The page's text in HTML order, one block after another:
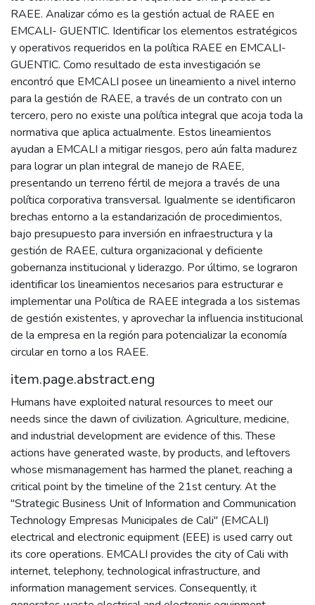
RAEE. Analizar cómo es la gestión actual de RAEE en
EMCALI- GUENTIC. Identificar los elementos estratégicos
y operativos requeridos en la política RAEE en EMCALI-
GUENTIC. Como resultado de esta investigación se
encontró que EMCALI posee un lineamiento a nivel interno
para la gestión de RAEE, a través de un contrato con un
tercero, pero no existe una política integral que acoja toda la
normativa que aplica actualmente. Estos lineamientos
ayudan a EMCALI a mitigar riesgos, pero aún falta madurez
para lograr un plan integral de manejo de RAEE,
presentando un terreno fértil de mejora a través de una
política corporativa transversal. Igualmente se identificaron
brechas entorno a la estandarización de procedimientos,
bajo presupuesto para inversión en infraestructura y la
gestión de RAEE, cultura organizacional y deficiente
gobernanza institucional y liderazgo. Por último, se lograron
identificar los lineamientos necesarios para estructurar e
implementar una Política de RAEE integrada a los sistemas
de gestión existentes, y aprovechar la influencia institucional
de la empresa en la región para potencializar la economía
circular en torno a los RAEE.
item.page.abstract.eng
Humans have exploited natural resources to meet our
needs since the dawn of civilization. Agriculture, medicine,
and industrial development are evidence of this. These
actions have generated waste, by products, and leftovers
whose mismanagement has harmed the planet, reaching a
critical point by the timeline of the 21st century. At the
"Strategic Business Unit of Information and Communication
Technology Empresas Municipales de Cali" (EMCALI)
electrical and electronic equipment (EEE) is used carry out
its core operations. EMCALI provides the city of Cali with
internet, telephony, technological infrastructure, and
information management services. Consequently, it